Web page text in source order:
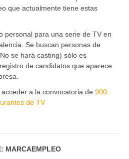
que actualmente tiene estas
personal para una serie de TV en
Se buscan personas de
se hará casting) sólo es
de candidatos que aparece
a la convocatoria de 900
de TV
MARCAEMPLEO